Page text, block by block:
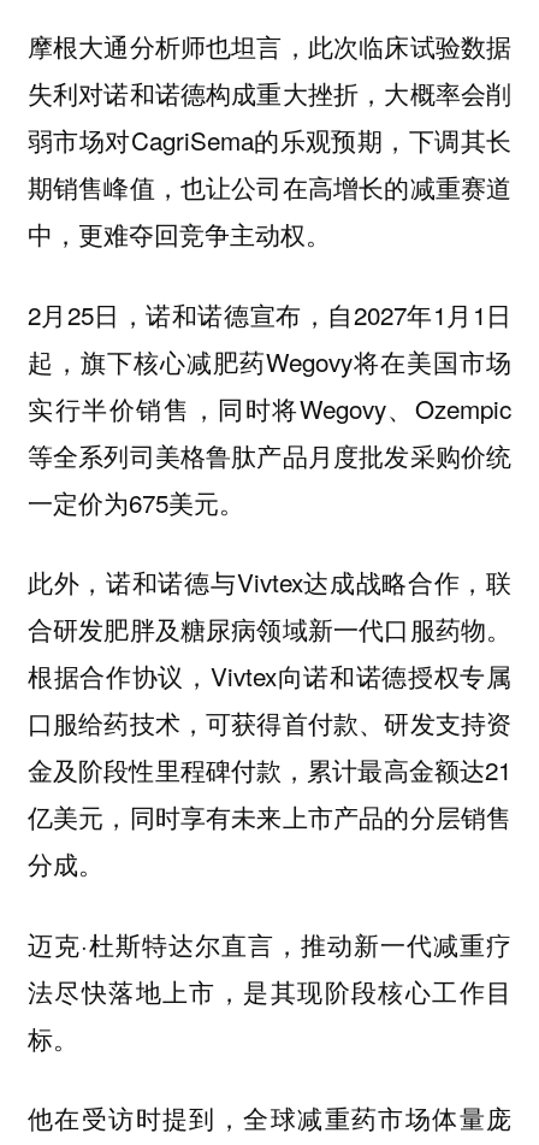
摩根大通分析师也坦言，此次临床试验数据
失利对诺和诺德构成重大挫折，大概率会削
弱市场对CagriSema的乐观预期，下调其长
期销售峰值，也让公司在高增长的减重赛道
中，更难夺回竞争主动权。
2月25日，诺和诺德宣布，自2027年1月1日
起，旗下核心减肥药Wegovy将在美国市场
实行半价销售，同时将Wegovy、Ozempic
等全系列司美格鲁肽产品月度批发采购价统
一定价为675美元。
此外，诺和诺德与Vivtex达成战略合作，联
合研发肥胖及糖尿病领域新一代口服药物。
根据合作协议，Vivtex向诺和诺德授权专属
口服给药技术，可获得首付款、研发支持资
金及阶段性里程碑付款，累计最高金额达21
亿美元，同时享有未来上市产品的分层销售
分成。
迈克·杜斯特达尔直言，推动新一代减重疗
法尽快落地上市，是其现阶段核心工作目
标。
他在受访时提到，全球减重药市场体量庞